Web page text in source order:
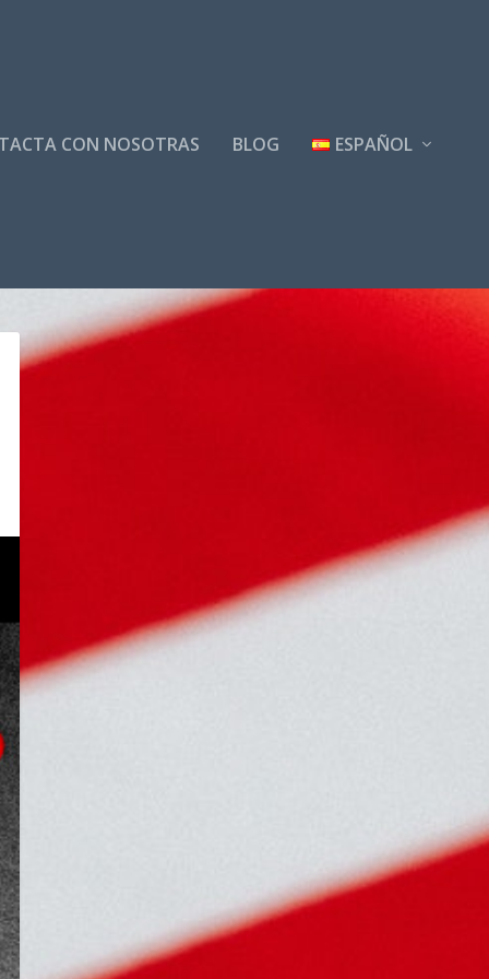
CON NOSOTRAS BLOG ESPAÑOL